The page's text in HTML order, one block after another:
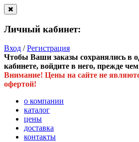
Личный кабинет:
Вход /Регистрация
Чтобы Ваши заказы сохранялись в
кабинете, войдите в него, прежде чем
Внимание! Цены на сайте не
офертой!
о компании
каталог
цены
доставка
контакты